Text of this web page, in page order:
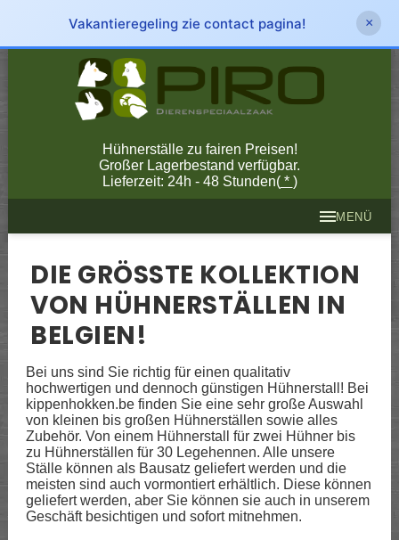
Vakantieregeling zie contact pagina! ×
Hühnerställe zu fairen Preisen!
Großer Lagerbestand verfügbar.
Lieferzeit: 24h - 48 Stunden(* )
MENÜ
DIE GRÖSSTE KOLLEKTION V
ON HÜHNERSTÄLLEN IN B
ELGIEN!
Bei uns sind Sie richtig für einen qualitativ
hochwertigen und dennoch günstigen Hühnerstall! Bei
kippenhokken.be finden Sie eine sehr große Auswahl
von kleinen bis großen Hühnerställen sowie alles
Zubehör. Von einem Hühnerstall für zwei Hühner bis
zu Hühnerställen für 30 Legehennen. Alle unsere
Ställe können als Bausatz geliefert werden und die
meisten sind auch vormontiert erhältlich. Diese können
geliefert werden, aber Sie können sie auch in unserem
Geschäft besichtigen und sofort mitnehmen.